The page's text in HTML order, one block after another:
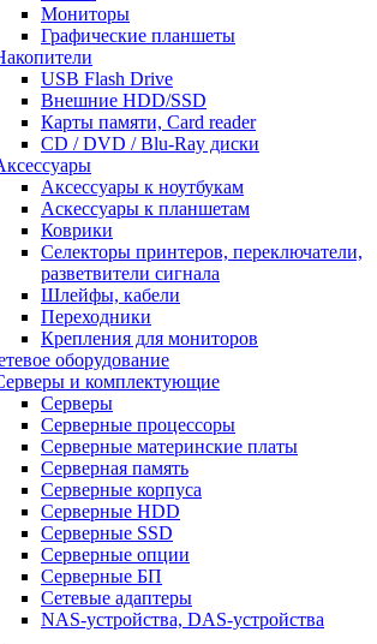
Мониторы
Графические планшеты
USB Flash Drive
Внешние HDD/SSD
Карты памяти, Card reader
CD / DVD / Blu-Ray диски
Аксессуары к ноутбукам
Аскессуары к планшетам
Коврики
Селекторы принтеров, переключатели,
разветвители сигнала
Шлейфы, кабели
Переходники
Крепления для мониторов
оборудование
и комплектующие
Серверы
Серверные процессоры
Серверные материнские платы
Серверная память
Серверные корпуса
Серверные HDD
Серверные SSD
Серверные опции
Серверные БП
Сетевые адаптеры
NAS-устройства, DAS-устройства